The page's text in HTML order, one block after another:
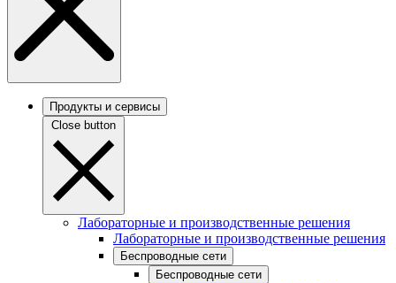
Продукты и сервисы
Close button
Лабораторные и производственные решения
Лабораторные и производственные решения
Беспроводные сети
Беспроводные сети